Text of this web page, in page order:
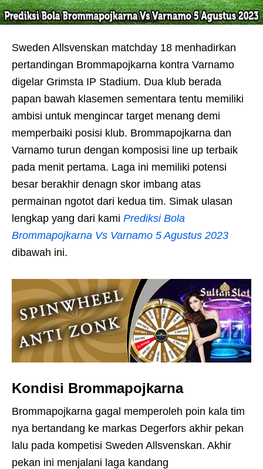
Sweden Allsvenskan matchday 18 menhadirkan
pertandingan Brommapojkarna kontra Varnamo
digelar Grimsta IP Stadium. Dua klub berada
papan bawah klasemen sementara tentu memiliki
ambisi untuk mengincar target menang demi
memperbaiki posisi klub. Brommapojkarna dan
Varnamo turun dengan komposisi line up terbaik
pada menit pertama. Laga ini memiliki potensi
besar berakhir denagn skor imbang atas
permainan ngotot dari kedua tim. Simak ulasan
lengkap yang dari kami Prediksi Bola
Brommapojkarna Vs Varnamo 5 Agustus 2023
dibawah ini.
Kondisi Brommapojkarna
Brommapojkarna gagal memperoleh poin kala tim
nya bertandang ke markas Degerfors akhir pekan
lalu pada kompetisi Sweden Allsvenskan. Akhir
pekan ini menjalani laga kandang